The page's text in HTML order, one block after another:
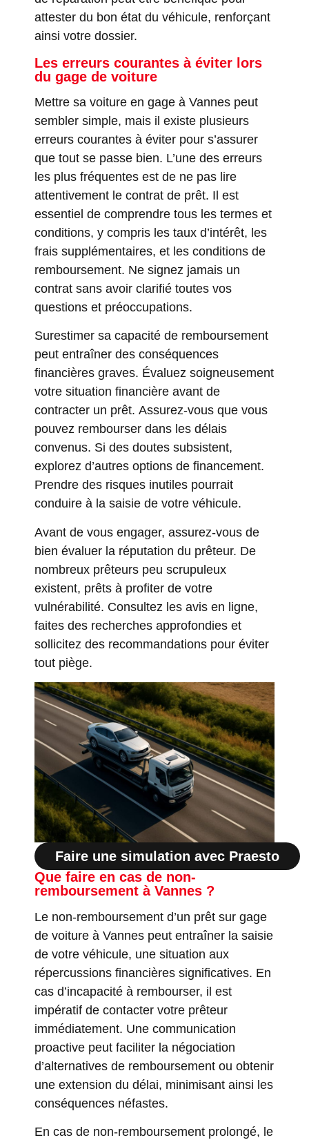
attester du bon état du véhicule, renforçant
ainsi votre dossier.
Les erreurs courantes à éviter lors
du gage de voiture
Mettre sa voiture en gage à Vannes peut
sembler simple, mais il existe plusieurs
erreurs courantes à éviter pour s’assurer
que tout se passe bien. L’une des erreurs
les plus fréquentes est de ne pas lire
attentivement le contrat de prêt. Il est
essentiel de comprendre tous les termes et
conditions, y compris les taux d’intérêt, les
frais supplémentaires, et les conditions de
remboursement. Ne signez jamais un
contrat sans avoir clarifié toutes vos
questions et préoccupations.
Surestimer sa capacité de remboursement
peut entraîner des conséquences
financières graves. Évaluez soigneusement
votre situation financière avant de
contracter un prêt. Assurez-vous que vous
pouvez rembourser dans les délais
convenus. Si des doutes subsistent,
explorez d’autres options de financement.
Prendre des risques inutiles pourrait
conduire à la saisie de votre véhicule.
Avant de vous engager, assurez-vous de
bien évaluer la réputation du prêteur. De
nombreux prêteurs peu scrupuleux
existent, prêts à profiter de votre
vulnérabilité. Consultez les avis en ligne,
faites des recherches approfondies et
sollicitez des recommandations pour éviter
tout piège.
Faire une simulation avec Praesto
Que faire en cas de non-
remboursement à Vannes ?
Le non-remboursement d’un prêt sur gage
de voiture à Vannes peut entraîner la saisie
de votre véhicule, une situation aux
répercussions financières significatives. En
cas d’incapacité à rembourser, il est
impératif de contacter votre prêteur
immédiatement. Une communication
proactive peut faciliter la négociation
d’alternatives de remboursement ou obtenir
une extension du délai, minimisant ainsi les
conséquences néfastes.
En cas de non-remboursement prolongé, le